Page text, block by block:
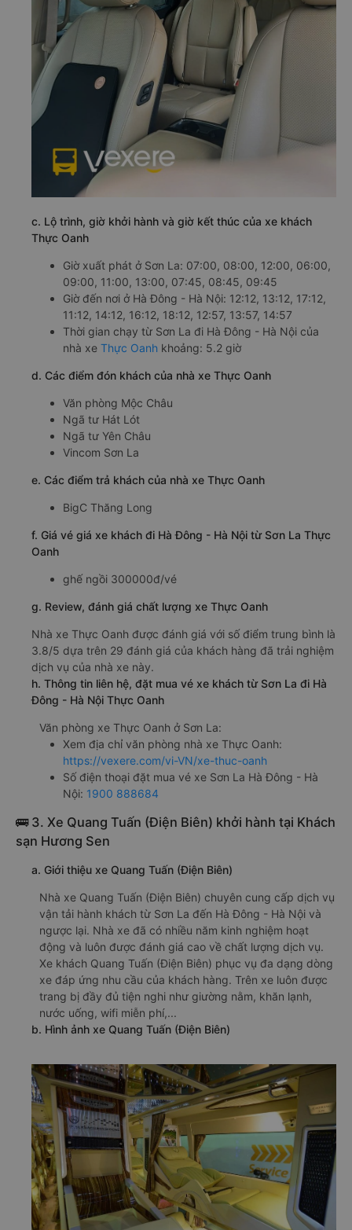
c. Lộ trình, giờ khởi hành và giờ kết thúc của xe khách
Thực Oanh
Giờ xuất phát ở Sơn La: 07:00, 08:00, 12:00, 06:00,
09:00, 11:00, 13:00, 07:45, 08:45, 09:45
Giờ đến nơi ở Hà Đông - Hà Nội: 12:12, 13:12, 17:12,
11:12, 14:12, 16:12, 18:12, 12:57, 13:57, 14:57
Thời gian chạy từ Sơn La đi Hà Đông - Hà Nội của
nhà xe Thực Oanh khoảng: 5.2 giờ
d. Các điểm đón khách của nhà xe Thực Oanh
Văn phòng Mộc Châu
Ngã tư Hát Lót
Ngã tư Yên Châu
Vincom Sơn La
e. Các điểm trả khách của nhà xe Thực Oanh
BigC Thăng Long
f. Giá vé giá xe khách đi Hà Đông - Hà Nội từ Sơn La Thực
Oanh
ghế ngồi 300000đ/vé
g. Review, đánh giá chất lượng xe Thực Oanh
Nhà xe Thực Oanh được đánh giá với số điểm trung bình là
3.8/5 dựa trên 29 đánh giá của khách hàng đã trải nghiệm
dịch vụ của nhà xe này.
h. Thông tin liên hệ, đặt mua vé xe khách từ Sơn La đi Hà
Đông - Hà Nội Thực Oanh
Văn phòng xe Thực Oanh ở Sơn La:
Xem địa chỉ văn phòng nhà xe Thực Oanh:
https://vexere.com/vi-VN/xe-thuc-oanh
Số điện thoại đặt mua vé xe Sơn La Hà Đông - Hà
Nội: 1900 888684
🚌 3. Xe Quang Tuấn (Điện Biên) khởi hành tại Khách
sạn Hương Sen
a. Giới thiệu xe Quang Tuấn (Điện Biên)
Nhà xe Quang Tuấn (Điện Biên) chuyên cung cấp dịch vụ
vận tải hành khách từ Sơn La đến Hà Đông - Hà Nội và
ngược lại. Nhà xe đã có nhiều năm kinh nghiệm hoạt
động và luôn được đánh giá cao về chất lượng dịch vụ.
Xe khách Quang Tuấn (Điện Biên) phục vụ đa dạng dòng
xe đáp ứng nhu cầu của khách hàng. Trên xe luôn được
trang bị đầy đủ tiện nghi như giường nằm, khăn lạnh,
nước uống, wifi miễn phí,...
b. Hình ảnh xe Quang Tuấn (Điện Biên)